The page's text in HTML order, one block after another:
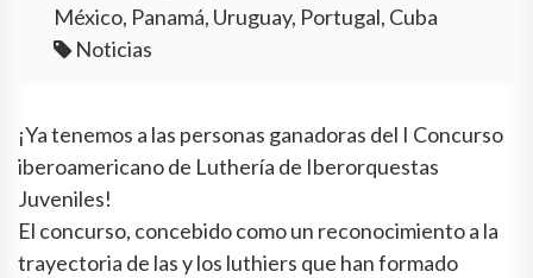
México, Panamá, Uruguay, Portugal, Cuba
Noticias
¡Ya tenemos a las personas ganadoras del I Concurso
iberoamericano de Luthería de Iberorquestas
Juveniles!
El concurso, concebido como un reconocimiento a la
trayectoria de las y los luthiers que han formado